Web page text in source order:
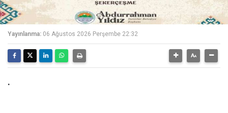
Yayınlanma: 06 Ağustos 2026 Perşembe 22:32
.